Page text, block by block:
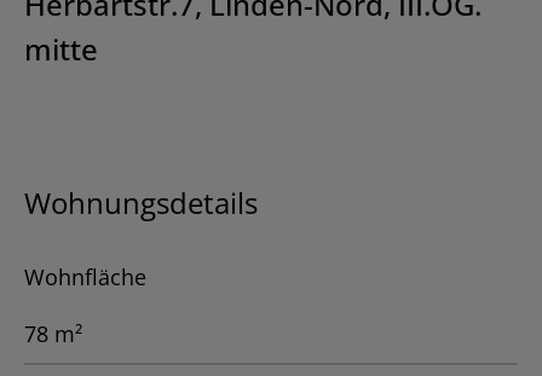
mitte
Wohnungsdetails
Wohnfläche
78 m²